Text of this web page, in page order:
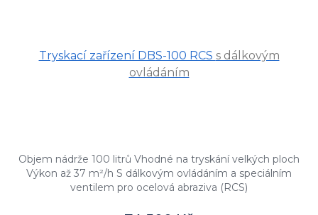
Tryskací zařízení DBS-100 RCS s dálkovým
ovládáním
Objem nádrže 100 litrů Vhodné na tryskání velkých ploch
Výkon až 37 m²/h S dálkovým ovládáním a speciálním
ventilem pro ocelová abraziva (RCS)